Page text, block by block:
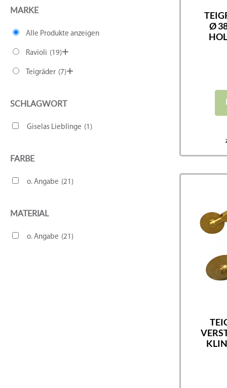
Ø
MARKE
Alle Produkte anzeigen
Ravioli (19)
Teigräder (7)
SCHLAGWORT
Giselas Lieblinge (1)
FARBE
o. Angabe (21)
MATERIAL
o. Angabe (21)